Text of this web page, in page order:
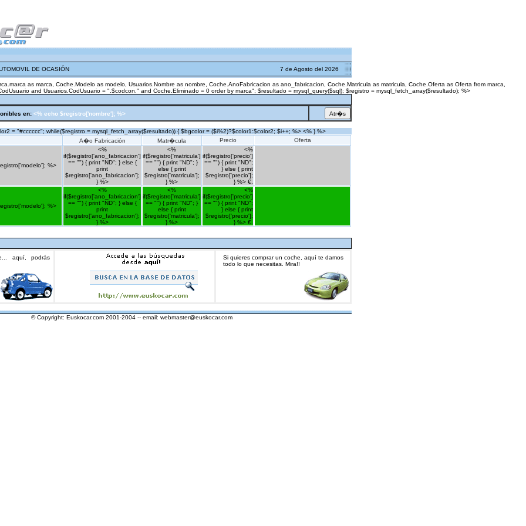
DE OCASIÓN 7 de Agosto del 2026
as marca, Coche.Modelo as modelo, Usuarios.Nombre as nombre, Coche.AnoFabricacion as ano_fabricacion, Coche.Matricula as matricula, Coche.Oferta as Oferta from marca,
and Usuarios.CodUsuario = ".$codcon." and Coche.Eliminado = 0 order by marca"; $resultado = mysql_query($sql); $registro = mysql_fetch_array($resultado); %>
en: <% echo $registro['nombre']; %>
= "#cccccc"; while($registro = mysql_fetch_array($resultado)) { $bgcolor = ($i%2)?$color1:$color2; $i++; %> <% } %>
A�o Fabricación Matr�cula Precio Oferta
%>
<%
if($registro['ano_fabricacion']
== "") { print "ND"; } else {
print
$registro['ano_fabricacion'];
} %>
<%
if($registro['matricula']
== "") { print "ND"; }
else { print
$registro['matricula'];
} %>
<%
if($registro['precio']
== "") { print "ND";
} else { print
$registro['precio'];
} %> €.
%>
<%
if($registro['ano_fabricacion']
== "") { print "ND"; } else {
print
$registro['ano_fabricacion'];
} %>
<%
if($registro['matricula']
== "") { print "ND"; }
else { print
$registro['matricula'];
} %>
<%
if($registro['precio']
== "") { print "ND";
} else { print
$registro['precio'];
} %> €.
aquí, podrás
Si quieres comprar un coche, aquí te damos
todo lo que necesitas Mira!!
© Copyright: Euskocar.com 2001-2004 -- email: webmaster@euskocar.com